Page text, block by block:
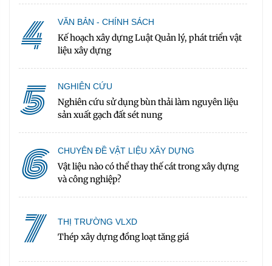
4 VĂN BẢN - CHÍNH SÁCH
Kế hoạch xây dựng Luật Quản lý, phát triển vật
liệu xây dựng
5 NGHIÊN CỨU
Nghiên cứu sử dụng bùn thải làm nguyên liệu
sản xuất gạch đất sét nung
6 CHUYÊN ĐỀ VẬT LIỆU XÂY DỰNG
Vật liệu nào có thể thay thế cát trong xây dựng
và công nghiệp?
7 THỊ TRƯỜNG VLXD
Thép xây dựng đồng loạt tăng giá